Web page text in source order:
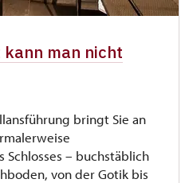
man nicht
bringt Sie an
Schlosses – buchstäblich
von der Gotik bis